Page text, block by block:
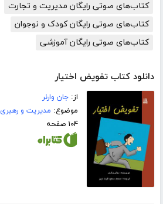
کتاب‌های صوتی رایگان مدیریت و تجارت
کتاب‌های صوتی رایگان کودک و نوجوان
کتاب‌های صوتی رایگان آموزشی
دانلود کتاب تفویض اختیار
از:جان وارنر
موضوع: مدیریت و رهبری
۱۰۴ صفحه